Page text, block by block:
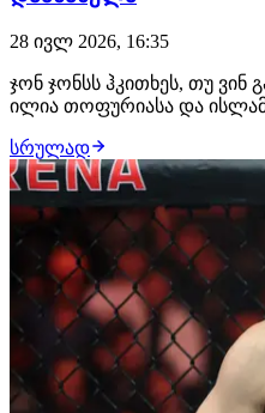
28 ივლ 2026, 16:35
ჯონ ჯონსს ჰკითხეს, თუ
ილია თოფურიასა და ისლამ
ქართველი მებრძოლის
მხარედ დგომში ჩხუბი
მომიწიოს, ამას თოფურიას
სრულად